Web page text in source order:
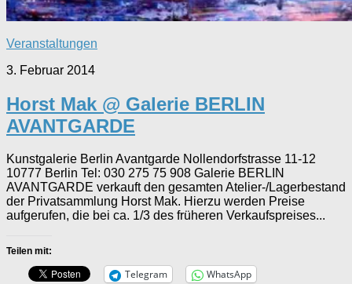
Veranstaltungen
3. Februar 2014
Horst Mak @ Galerie BERLIN
AVANTGARDE
Kunstgalerie Berlin Avantgarde Nollendorfstrasse 11-12
10777 Berlin Tel: 030 275 75 908 Galerie BERLIN
AVANTGARDE verkauft den gesamten Atelier-/Lagerbestand
der Privatsammlung Horst Mak. Hierzu werden Preise
aufgerufen, die bei ca. 1/3 des früheren Verkaufspreises...
Teilen mit:
Telegram WhatsApp